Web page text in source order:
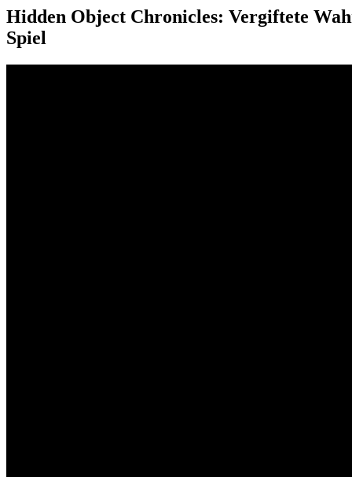
Hidden Object Chronicles: Vergiftete
Spiel